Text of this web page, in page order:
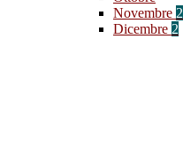
Novembre 2
Dicembre 2